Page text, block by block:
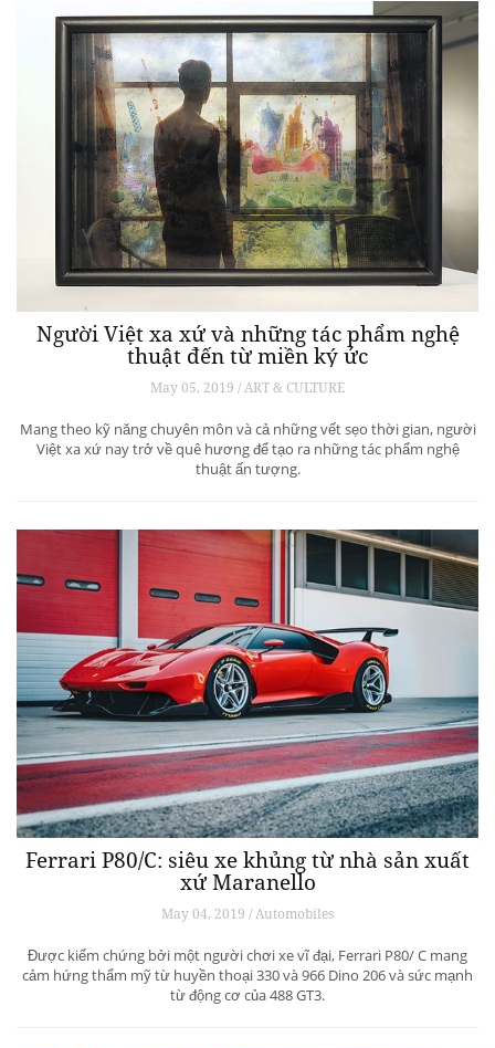
Người Việt xa xứ và những tác phẩm nghệ
thuật đến từ miền ký ức
May 05, 2019 / ART & CULTURE
Mang theo kỹ năng chuyên môn và cả những vết sẹo thời gian, người
Việt xa xứ nay trở về quê hương để tạo ra những tác phẩm nghệ
thuật ấn tượng.
Ferrari P80/C: siêu xe khủng từ ​​nhà sản xuất
xứ Maranello
May 04, 2019 / Automobiles
Được kiểm chứng bởi một người chơi xe vĩ đại, Ferrari P80/ C mang
cảm hứng thẩm mỹ từ huyền thoại 330 và 966 Dino 206 và sức mạnh
từ động cơ của 488 GT3.